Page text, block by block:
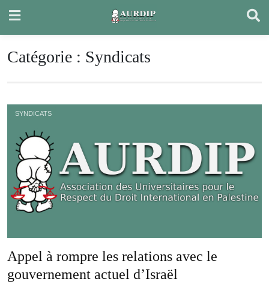
content
Catégorie : Syndicats
SYNDICATS
Appel à rompre les relations avec le
gouvernement actuel d’Israël